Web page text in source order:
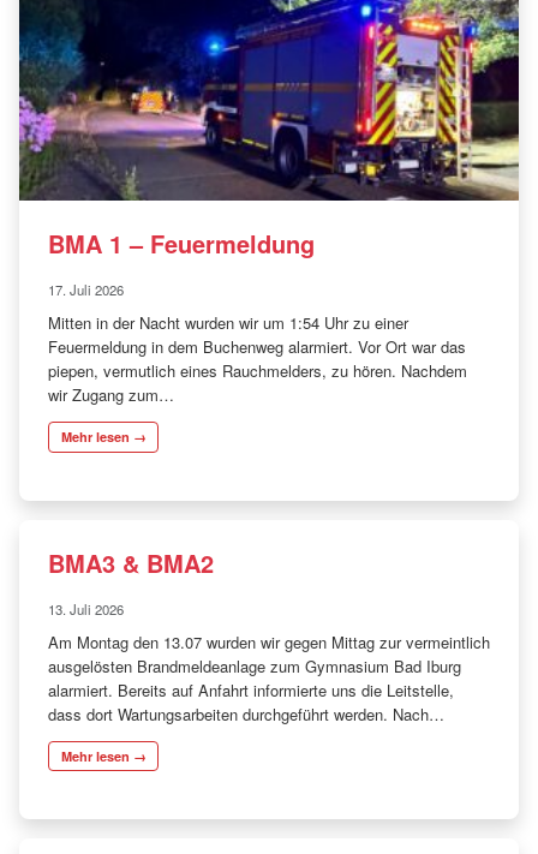
BMA 1 – Feuermeldung
17. Juli 2026
Mitten in der Nacht wurden wir um 1:54 Uhr zu einer
Feuermeldung in dem Buchenweg alarmiert. Vor Ort war das
piepen, vermutlich eines Rauchmelders, zu hören. Nachdem
wir Zugang zum…
Mehr lesen →
BMA3 & BMA2
13. Juli 2026
Am Montag den 13.07 wurden wir gegen Mittag zur vermeintlich
ausgelösten Brandmeldeanlage zum Gymnasium Bad Iburg
alarmiert. Bereits auf Anfahrt informierte uns die Leitstelle,
dass dort Wartungsarbeiten durchgeführt werden. Nach…
Mehr lesen →